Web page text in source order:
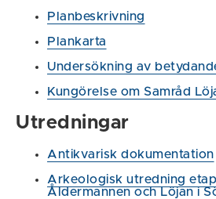
Planbeskrivning
Plankarta
Undersökning av
Kungörelse om Samråd
Utredningar
Antikvarisk dokumentation
Arkeologisk utredning
Åldermannen och Löjan i